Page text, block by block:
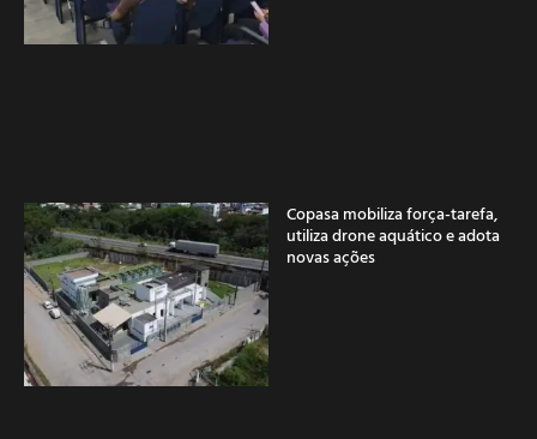
Copasa mobiliza força-tarefa,
utiliza drone aquático e adota
novas ações